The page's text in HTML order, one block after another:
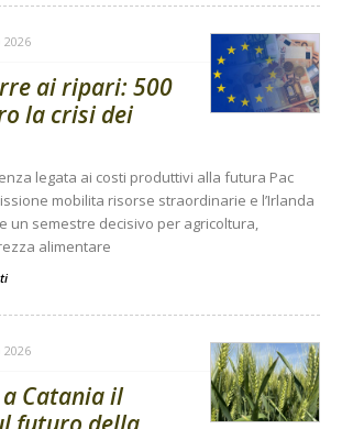
2026
ai ripari: 500
la crisi dei
legata ai costi produttivi alla futura Pac
mobilita risorse straordinarie e l’Irlanda
un semestre decisivo per agricoltura,
alimentare
2026
Catania il